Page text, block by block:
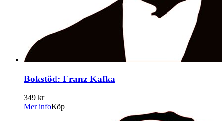
Bokstöd: Franz Kafka
349 kr
Mer infoKöp